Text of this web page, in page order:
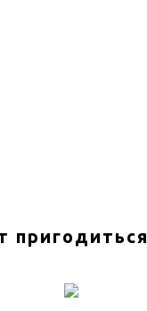
пригодиться